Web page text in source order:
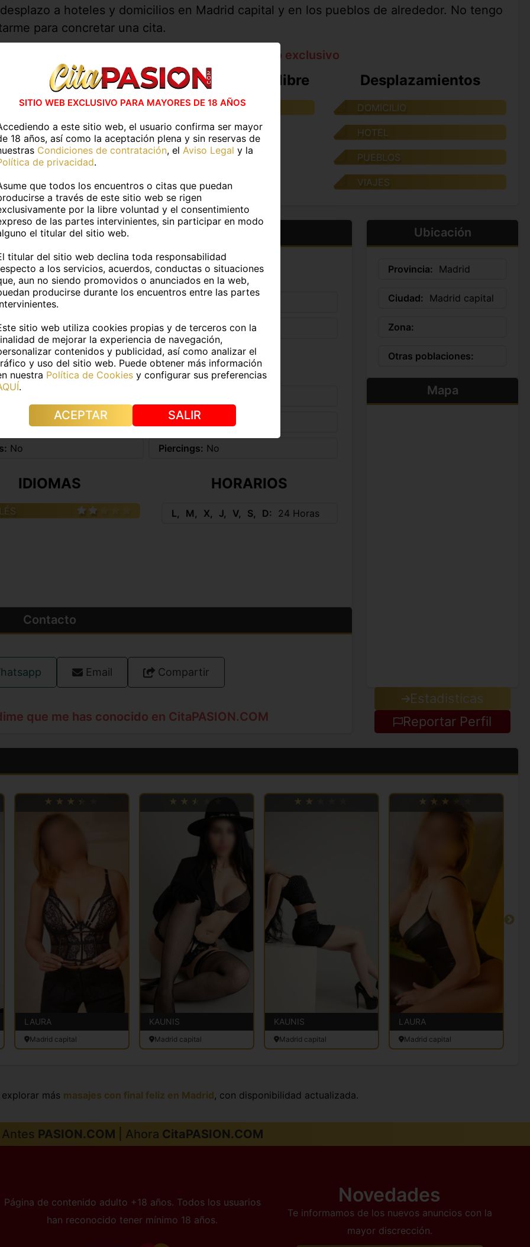
a hoteles y domicilios en Madrid capital y en los pueblos de alrededor. No tengo
para concretar una cita.
visto en
y tendrás un trato exclusivo
en casa Actividades al aire libre
SIN ESPECIFICAR
Desplazamientos
DOMICILIO
HOTEL
PUEBLOS
VIAJES
Más información
PERSONALES
Lucia
Fumador@: No
FÍSICOS
pelo: Castaño Color de ojos: Miel
No Piercings: No
IDIOMAS HORARIOS
L M X J V S D 24 Horas
Contacto
Email Compartir
que me has conocido en CitaPASION.COM
Ubicación
Provincia: Madrid
Ciudad: Madrid capital
Zona:
Otras poblaciones:
Mapa
Estadisticas
Reportar Perfil
LAURA
Madrid capital
KAUNIS
Madrid capital
KAUNIS
Madrid capital
LAURA
Madrid capital
más masajes con final feliz en Madrid, con disponibilidad actualizada.
Antes PASION.COM | Ahora CitaPASION.COM
Página de contenido adulto +18 años. Todos los usuarios
han reconocido tener mínimo 18 años.
Novedades
Te informamos de los nuevos anuncios con la
mayor discrección.
SITIO WEB EXCLUSIVO PARA MAYORES DE 18 AÑOS
a este sitio web, el usuario confirma ser mayor
18 años, así como la aceptación plena y sin reservas de
Condiciones de contratación, el Aviso Legal y la
de privacidad.
que todos los encuentros o citas que puedan
a través de este sitio web se rigen
por la libre voluntad y el consentimiento
de las partes intervinientes, sin participar en modo
el titular del sitio web.
titular del sitio web declina toda responsabilidad
a los servicios, acuerdos, conductas o situaciones
aun no siendo promovidos o anunciados en la web,
producirse durante los encuentros entre las partes
sitio web utiliza cookies propias y de terceros con la
de mejorar la experiencia de navegación,
contenidos y publicidad, así como analizar el
y uso del sitio web. Puede obtener más información
nuestra Política de Cookies y configurar sus preferencias
.
ACEPTAR SALIR